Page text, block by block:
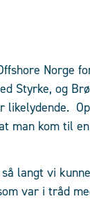
Norge
Styrke, og
likelydende.
man kom til
langt vi
var i tråd